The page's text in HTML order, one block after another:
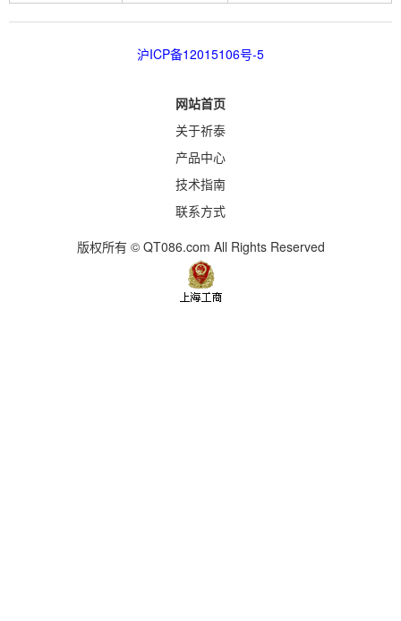
沪ICP备12015106号-5
网站首页
关于祈泰
产品中心
技术指南
联系方式
版权所有 © QT086.com All Rights Reserved